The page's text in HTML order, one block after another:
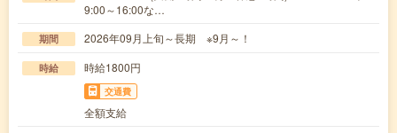
9:00～16:00な…
期間 2026年09月上旬～長期 ※9月～！
時給 時給1800円
交通費
全額支給